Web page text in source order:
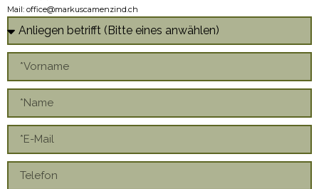
Mail: office@markuscamenzind.ch